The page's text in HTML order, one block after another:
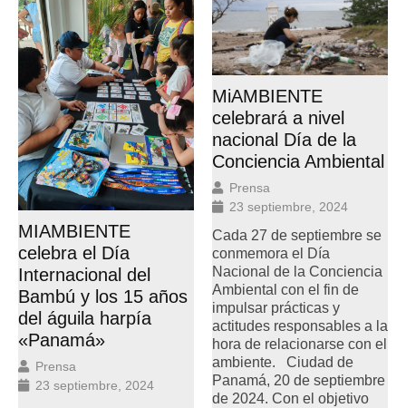
MIAMBIENTE
celebra el Día
Internacional del
Bambú y los 15 años
del águila harpía
«Panamá»
Prensa
23 septiembre, 2024
MiAMBIENTE
celebrará a nivel
nacional Día de la
Conciencia Ambiental
Prensa
23 septiembre, 2024
Cada 27 de septiembre se
conmemora el Día
Nacional de la Conciencia
Ambiental con el fin de
impulsar prácticas y
actitudes responsables a la
hora de relacionarse con el
ambiente. Ciudad de
Panamá, 20 de septiembre
de 2024. Con el objetivo